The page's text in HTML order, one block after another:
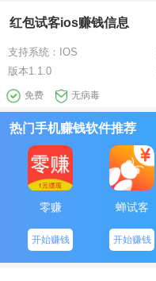
红包试客ios赚钱信息
支持系统： IOS
版本1.1.0
免费 无病毒
热门手机赚钱软件推荐
零赚
开始赚钱
蝉试客
开始赚钱